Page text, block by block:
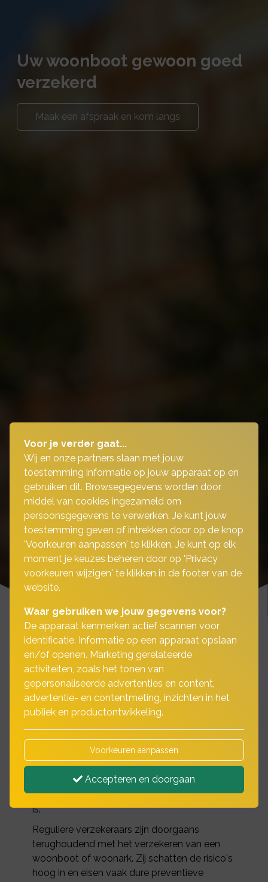
Uw woonboot gewoon goed
verzekerd
Maak een afspraak en kom langs
Woonboot- of
woonarkverzekering
nodig?
U heeft een woonboot of woonark. Uw
woonboot is uw trots en biedt u een unieke
woonplek op het water. Natuurlijk is het
belangrijk dat uw woonboot goed verzekerd
is.
Reguliere verzekeraars zijn doorgaans
terughoudend met het verzekeren van een
woonboot of woonark. Zij schatten de risico's
hoog in en eisen vaak dure preventieve
Voor je verder gaat...
Wij en onze partners slaan met jouw
toestemming informatie op jouw apparaat op en
gebruiken dit. Browsegegevens worden door
middel van cookies ingezameld om
persoonsgegevens te verwerken. Je kunt jouw
toestemming geven of intrekken door op de knop
'Voorkeuren aanpassen' te klikken. Je kunt op elk
moment je keuzes beheren door op 'Privacy
voorkeuren wijzigen' te klikken in de footer van de
website.
Waar gebruiken we jouw gegevens voor?
De apparaat kenmerken actief scannen voor
identificatie. Informatie op een apparaat opslaan
en/of openen. Marketing gerelateerde
activiteiten, zoals het tonen van
gepersonaliseerde advertenties en content,
advertentie- en contentmeting, inzichten in het
publiek en productontwikkeling.
Voorkeuren aanpassen
Accepteren en doorgaan